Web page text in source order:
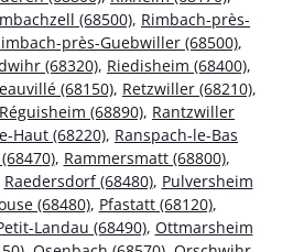
(68500), Rimbach-près-
près-Guebwiller (68500),
(68320), Riedisheim (68400),
(68150), Retzwiller (68210),
Réguisheim (68890), Rantzwiller
Haut (68220), Ranspach-le-Bas
, Rammersmatt (68800),
Raedersdorf (68480), Pulversheim
(68480), Pfastatt (68120),
Landau (68490), Ottmarsheim